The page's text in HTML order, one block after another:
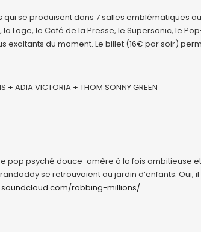
se produisent dans 7 salles emblématiques
Loge, le Café de la Presse, le Supersonic, le
exaltants du moment. Le billet (16€ par soir)
+ ADIA VICTORIA + THOM SONNY GREEN
pop psyché douce-amère à la fois ambitieuse
se retrouvaient au jardin d’enfants. Oui,
robbing-millions/